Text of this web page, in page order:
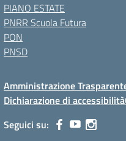
PIANO ESTATE
PNRR Scuola Futura
PON
PNSD
Amministrazione
Dichiarazione di accessibilità
Seguici su: